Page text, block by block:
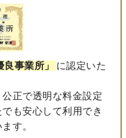
良事業所」
に認定いた
正で透明な料金設定
も安心して利用でき
す。